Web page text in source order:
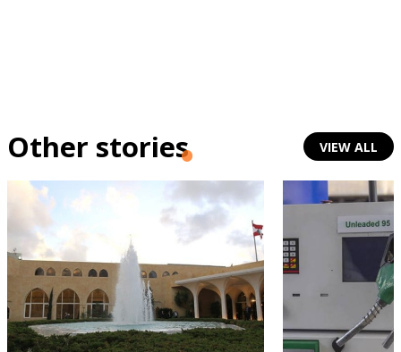
Other stories VIEW ALL